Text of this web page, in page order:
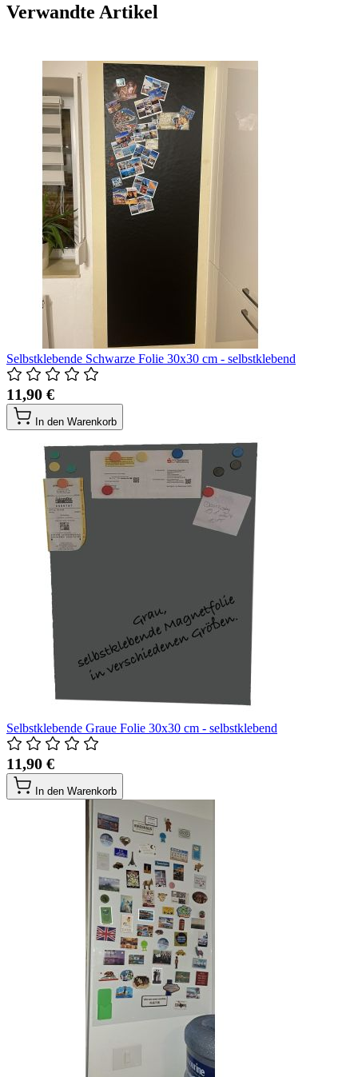
Verwandte Artikel
Selbstklebende Schwarze Folie 30x30 cm - selbstklebend
11,90 €
In den Warenkorb
Selbstklebende Graue Folie 30x30 cm - selbstklebend
11,90 €
In den Warenkorb